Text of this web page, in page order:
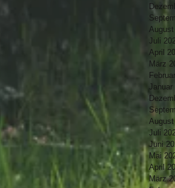
Juli
April
März
Januar
Juli
Juni
Mai
April
März